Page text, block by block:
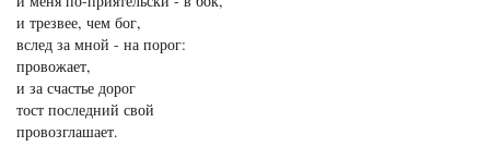
и трезвее, чем бог,
вслед за мной - на порог:
провожает,
и за счастье дорог
тост последний свой
провозглашает.